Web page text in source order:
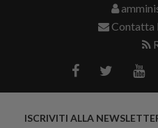
Contatta
ISCRIVITI ALLA